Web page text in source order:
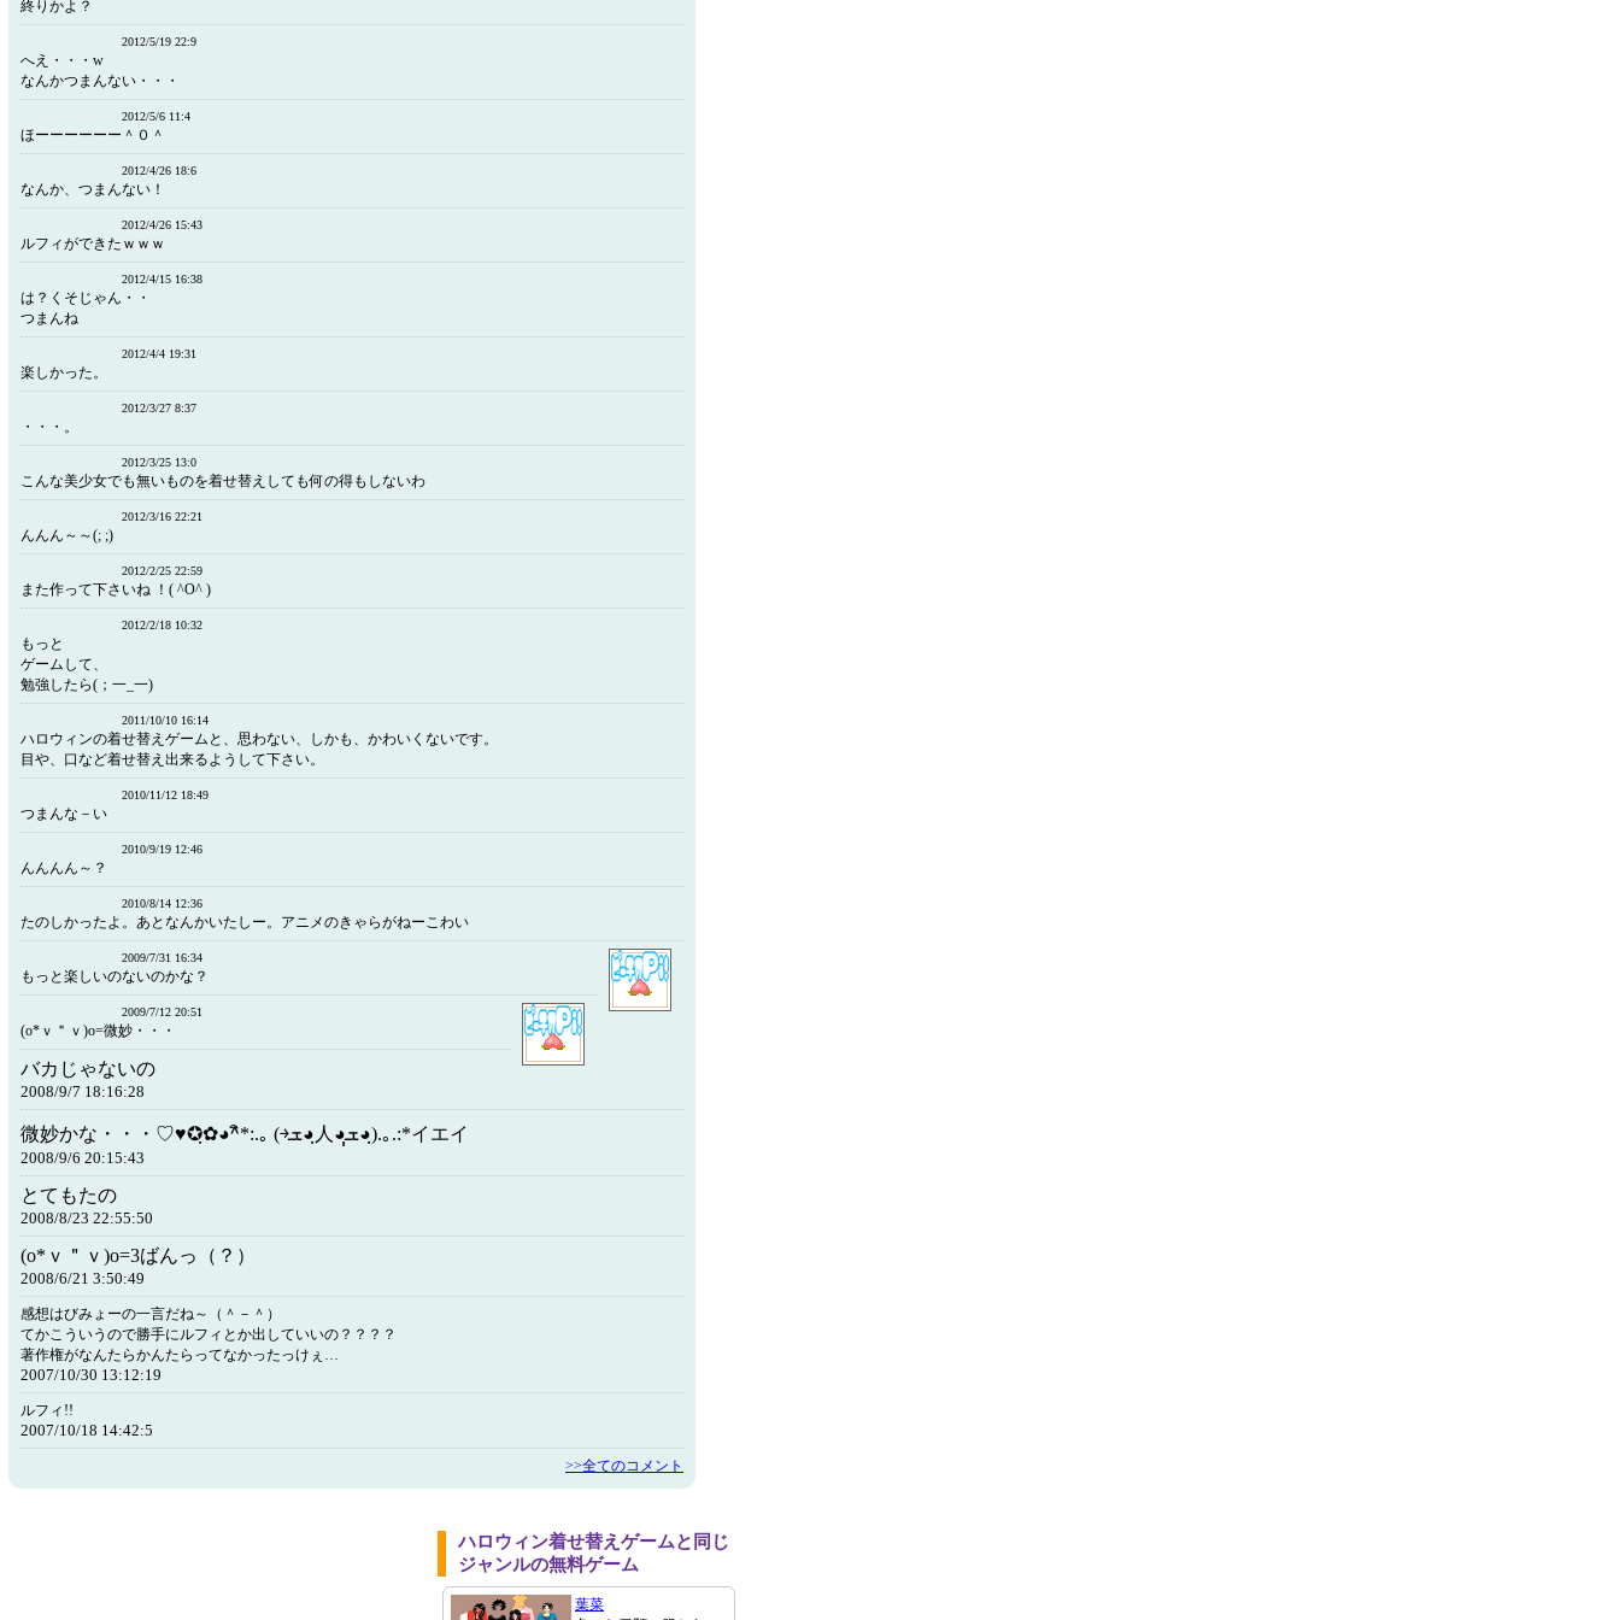
終りかよ？
2012/5/19 22:9
へえ・・・w
なんかつまんない・・・
2012/5/6 11:4
ほーーーーーー＾０＾
2012/4/26 18:6
なんか、つまんない！
2012/4/26 15:43
ルフィができたｗｗｗ
2012/4/15 16:38
は？くそじゃん・・
つまんね
2012/4/4 19:31
楽しかった。
2012/3/27 8:37
・・・。
2012/3/25 13:0
こんな美少女でも無いものを着せ替えしても何の得もしないわ
2012/3/16 22:21
んんん～～(; ;)
2012/2/25 22:59
また作って下さいね ！( ^O^ )
2012/2/18 10:32
もっと
ゲームして、
勉強したら(；一_一)
2011/10/10 16:14
ハロウィンの着せ替えゲームと、思わない、しかも、かわいくないです。
目や、口など着せ替え出来るようして下さい。
2010/11/12 18:49
つまんな－い
2010/9/19 12:46
んんんん～？
2010/8/14 12:36
たのしかったよ。あとなんかいたしー。アニメのきゃらがねーこわい
2009/7/31 16:34
もっと楽しいのないのかな？
2009/7/12 20:51
(o*ｖ＂ｖ)o=微妙・・・
バカじゃないの
2008/9/7 18:16:28
微妙かな・・・♡♥✪ฺ✿◕^ิ*:.｡ (￫ܫ◕ฺ人◕ฺฺܫ◕ฺ).｡.:*イエイ
2008/9/6 20:15:43
とてもたの
2008/8/23 22:55:50
(o*ｖ＂ｖ)o=3ばんっ（？）
2008/6/21 3:50:49
感想はびみょーの一言だね～（＾－＾）
てかこういうので勝手にルフィとか出していいの？？？？
著作権がなんたらかんたらってなかったっけぇ…
2007/10/30 13:12:19
ルフィ!!
2007/10/18 14:42:5
>>全てのコメント
ハロウィン着せ替えゲームと同じ
ジャンルの無料ゲーム
葉菜